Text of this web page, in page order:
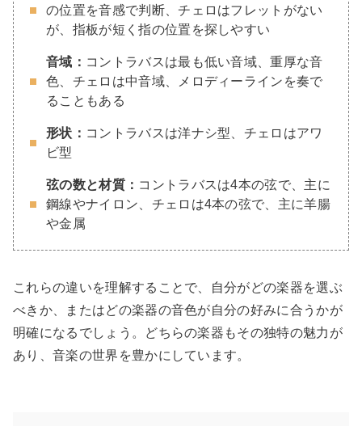
の位置を音感で判断、チェロはフレットがない
が、指板が短く指の位置を探しやすい
音域： コントラバスは最も低い音域、重厚な音
色、チェロは中音域、メロディーラインを奏で
ることもある
形状： コントラバスは洋ナシ型、チェロはアワ
ビ型
弦の数と材質： コントラバスは4本の弦で、主に
鋼線やナイロン、チェロは4本の弦で、主に羊腸
や金属
これらの違いを理解することで、自分がどの楽器を選ぶ
べきか、またはどの楽器の音色が自分の好みに合うかが
明確になるでしょう。どちらの楽器もその独特の魅力が
あり、音楽の世界を豊かにしています。